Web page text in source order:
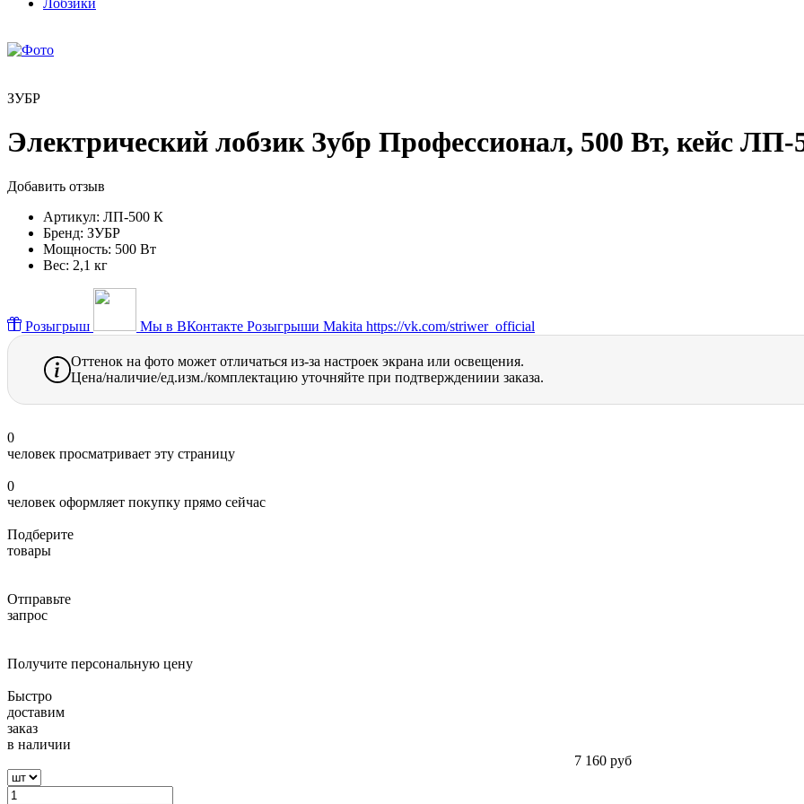
ЗУБР
Электрический лобзик Зубр Профессионал, 500 Вт, кейс ЛП-
Добавить отзыв
Артикул: ЛП-500 К
Бренд: ЗУБР
Мощность: 500 Вт
Вес: 2,1 кг
Розыгрыш Мы в ВКонтакте Розыгрыши Makita https://vk.com/striwer_official
Оттенок на фото может отличаться из-за настроек экрана или освещения.
Цена/наличие/ед.изм./комплектацию уточняйте при подтверждениии заказа.
0
человек просматривает эту страницу
0
человек оформляет покупку прямо сейчас
Подберите
товары
Отправьте
запрос
Получите персональную цену
Быстро
доставим
заказ
в наличии
7 160 руб